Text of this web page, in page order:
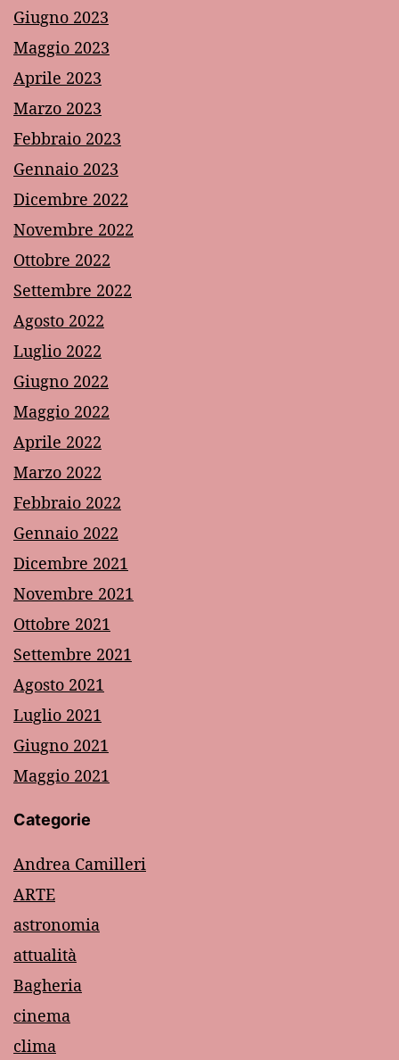
Giugno 2023
Maggio 2023
Aprile 2023
Marzo 2023
Febbraio 2023
Gennaio 2023
Dicembre 2022
Novembre 2022
Ottobre 2022
Settembre 2022
Agosto 2022
Luglio 2022
Giugno 2022
Maggio 2022
Aprile 2022
Marzo 2022
Febbraio 2022
Gennaio 2022
Dicembre 2021
Novembre 2021
Ottobre 2021
Settembre 2021
Agosto 2021
Luglio 2021
Giugno 2021
Maggio 2021
Categorie
Andrea Camilleri
ARTE
astronomia
attualità
Bagheria
cinema
clima